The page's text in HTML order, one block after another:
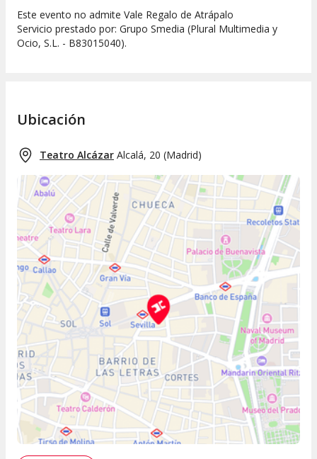
Este evento no admite Vale Regalo de Atrápalo
Servicio prestado por: Grupo Smedia (Plural Multimedia y
Ocio, S.L. - B83015040).
Ubicación
Teatro Alcázar Alcalá, 20 (Madrid)